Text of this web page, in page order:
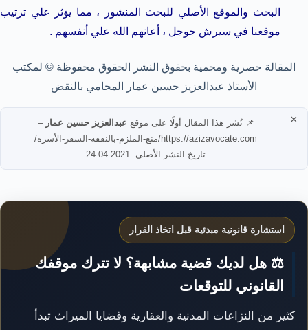
البحث والموقع الأصلي للبحث المنشور ، مما يؤثر علي ترتيب
موقعنا في سيرش جوجل ، أعانهم الله علي أنفسهم .
المقالة حصرية ومحمية بحقوق النشر الحقوق محفوظة © لمكتب
الأستاذ عبدالعزيز حسين عمار المحامي بالنقض
📌 نُشر هذا المقال أولًا على موقع عبدالعزيز حسين عمار –
https://azizavocate.com/منع-الملزم-بالنفقة-السفر-الأسرة/
تاريخ النشر الأصلي: 2021-04-24
×
استشارة قانونية مبدئية قبل اتخاذ القرار
⚖️ هل لديك قضية مشابهة؟ لا تترك موقفك
القانوني للتوقعات
كثير من النزاعات المدنية والعقارية وقضايا الميراث تبدأ